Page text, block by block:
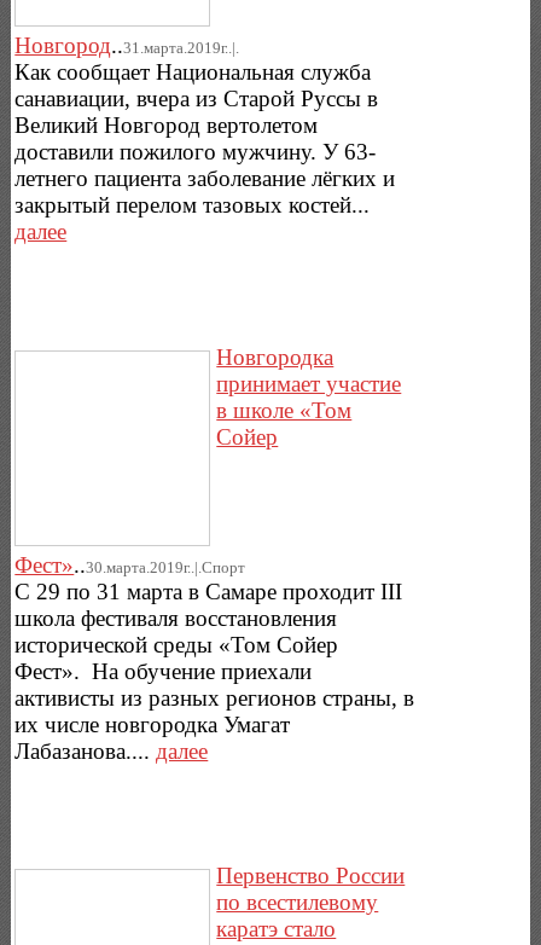
Новгород..31.марта.2019г..|.
Как сообщает Национальная служба
санавиации, вчера из Старой Руссы в
Великий Новгород вертолетом
доставили пожилого мужчину. У 63-
летнего пациента заболевание лёгких и
закрытый перелом тазовых костей...
далее
Новгородка
принимает участие
в школе «Том
Сойер
Фест»..30.марта.2019г..|.Спорт
С 29 по 31 марта в Самаре проходит III
школа фестиваля восстановления
исторической среды «Том Сойер
Фест». На обучение приехали
активисты из разных регионов страны, в
их числе новгородка Умагат
Лабазанова.... далее
Первенство России
по всестилевому
каратэ стало